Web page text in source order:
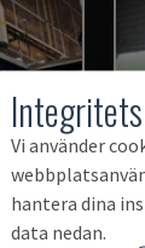
Vi använder
hantera dina
data nedan.